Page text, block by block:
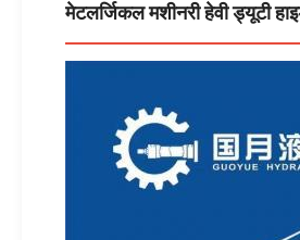
मेटलर्जिकल मशीनरी हेवी ड्यूटी